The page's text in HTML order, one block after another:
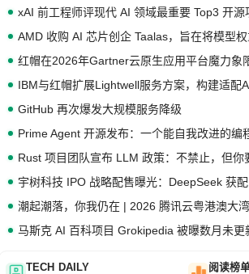
xAI 前工程师评现代 AI 领域最重要 Top3 开源
红帽在2026年Gartner云原生应用平台魔力象
GitHub 再次爆发大规模服务降级
潮起潮落，你我仍在 | 2026 腾讯云粤港澳大
马斯克 AI 百科项目 Grokipedia 被曝数月未更
TECH DAILY 阅读榜